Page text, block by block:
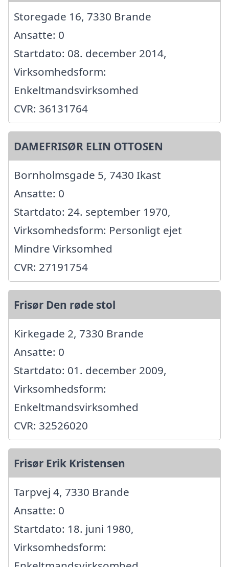
Storegade 16, 7330 Brande
Ansatte: 0
Startdato: 08. december 2014,
Virksomhedsform:
Enkeltmandsvirksomhed
CVR: 36131764
DAMEFRISØR ELIN OTTOSEN
Bornholmsgade 5, 7430 Ikast
Ansatte: 0
Startdato: 24. september 1970,
Virksomhedsform: Personligt ejet
Mindre Virksomhed
CVR: 27191754
Frisør Den røde stol
Kirkegade 2, 7330 Brande
Ansatte: 0
Startdato: 01. december 2009,
Virksomhedsform:
Enkeltmandsvirksomhed
CVR: 32526020
Frisør Erik Kristensen
Tarpvej 4, 7330 Brande
Ansatte: 0
Startdato: 18. juni 1980,
Virksomhedsform: